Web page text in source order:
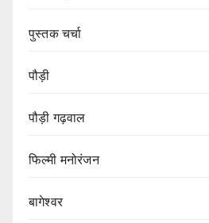
पुस्तक चर्चा
पौड़ी
पौड़ी गढ़वाल
फिल्मी मनोरंजन
बागेश्वर